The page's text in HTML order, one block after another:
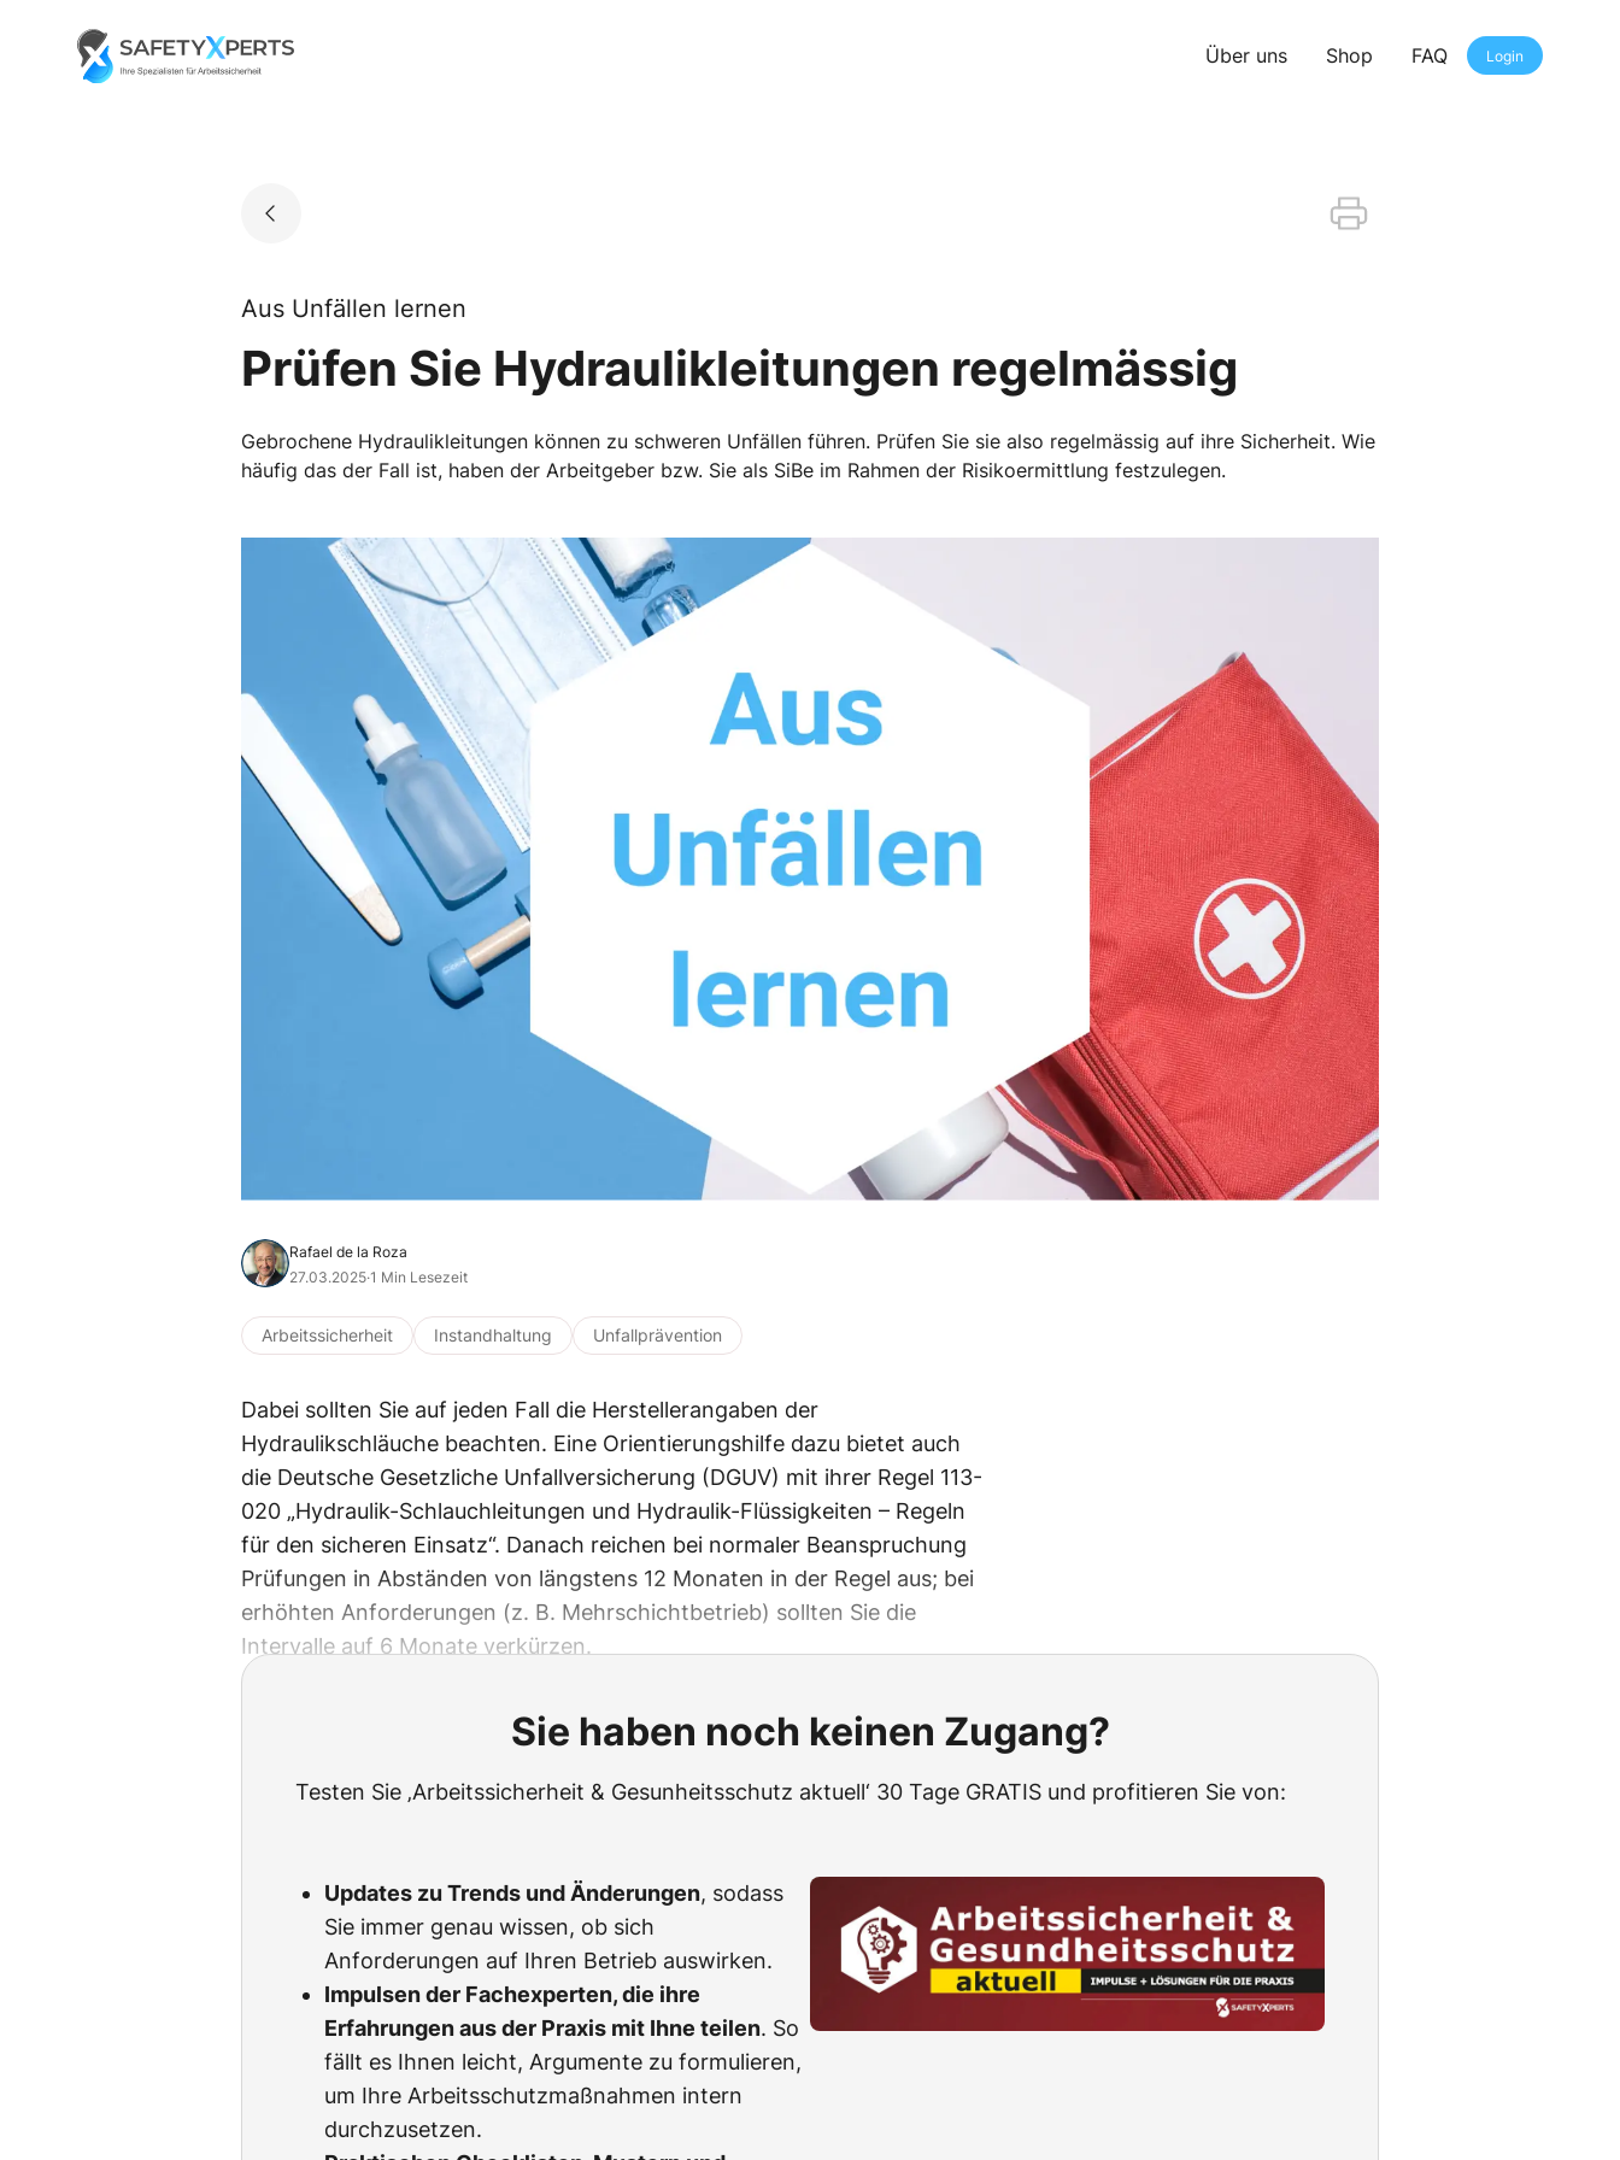
Go to landing page.
Über uns Shop FAQ Login
Aus Unfällen lernen
Prüfen Sie Hydraulikleitungen regelmässig
Gebrochene Hydraulikleitungen können zu schweren Unfällen führen. Prüfen Sie sie also regelmässig auf ihre Sicherheit. Wie
häufig das der Fall ist, haben der Arbeitgeber bzw. Sie als SiBe im Rahmen der Risikoermittlung festzulegen.
Rafael de la Roza
27.03.2025·1 Min Lesezeit
Arbeitssicherheit Instandhaltung Unfallprävention
Dabei sollten Sie auf jeden Fall die Herstellerangaben der
Hydraulikschläuche beachten. Eine Orientierungshilfe dazu bietet auch
die Deutsche Gesetzliche Unfallversicherung (DGUV) mit ihrer Regel 113-
020 „Hydraulik-Schlauchleitungen und Hydraulik-Flüssigkeiten – Regeln
für den sicheren Einsatz“. Danach reichen bei normaler Beanspruchung
Prüfungen in Abständen von längstens 12 Monaten in der Regel aus; bei
erhöhten Anforderungen (z. B. Mehrschichtbetrieb) sollten Sie die
Intervalle auf 6 Monate verkürzen.
Sie haben noch keinen Zugang?
Testen Sie ‚Arbeitssicherheit & Gesunheitsschutz aktuell‘ 30 Tage GRATIS und profitieren Sie von:
Updates zu Trends und Änderungen, sodass
Sie immer genau wissen, ob sich
Anforderungen auf Ihren Betrieb auswirken.
Impulsen der Fachexperten, die ihre
Erfahrungen aus der Praxis mit Ihne teilen. So
fällt es Ihnen leicht, Argumente zu formulieren,
um Ihre Arbeitsschutzmaßnahmen intern
durchzusetzen.